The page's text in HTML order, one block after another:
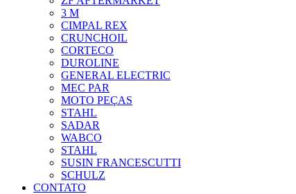
3 M
CIMPAL REX
CRUNCHOIL
CORTECO
DUROLINE
GENERAL ELECTRIC
MEC PAR
MOTO PEÇAS
STAHL
SADAR
WABCO
STAHL
SUSIN FRANCESCUTTI
SCHULZ
CONTATO